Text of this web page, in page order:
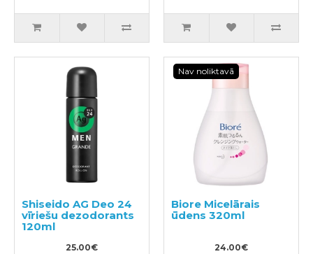
Shiseido AG Deo 24
vīriešu dezodorants
120ml
25.00€
Nav noliktavā
Biore Micelārais
ūdens 320ml
24.00€